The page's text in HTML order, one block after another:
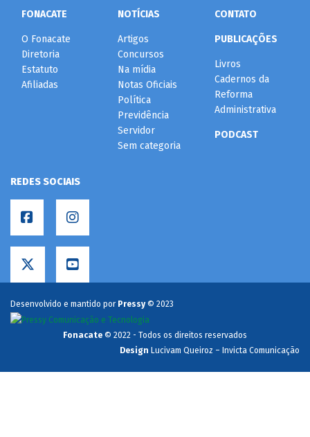
FONACATE
O Fonacate
Diretoria
Estatuto
Afiliadas
NOTÍCIAS
Artigos
Concursos
Na mídia
Notas Oficiais
Política
Previdência
Servidor
Sem categoria
CONTATO
PUBLICAÇÕES
Livros
Cadernos da
Reforma
Administrativa
PODCAST
REDES SOCIAIS
Desenvolvido e mantido por Pressy© 2023
Fonacate © 2022 - Todos os direitos reservados
Design Lucivam Queiroz – Invicta Comunicação